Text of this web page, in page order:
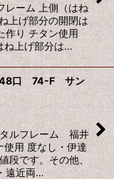
ーム 上側（はね
上げ部分の開閉は
作り チタン使用
ね上げ部分は…
48口 74-F サン
ルフレーム 福井
用 度なし・伊達
段です。その他、
遠近両…